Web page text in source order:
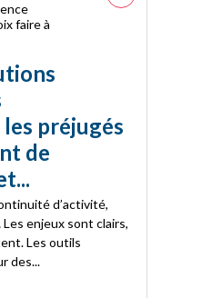
faire à
préjugés
de
d’activité,
enjeux sont clairs,
Les outils
des...